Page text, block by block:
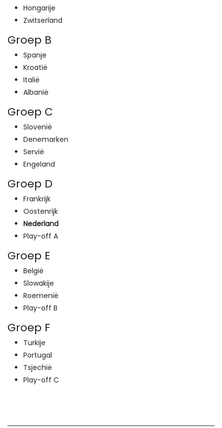
Hongarije
Zwitserland
Groep B
Spanje
Kroatië
Italië
Albanië
Groep C
Slovenië
Denemarken
Servië
Engeland
Groep D
Frankrijk
Oostenrijk
Nederland
Play-off A
Groep E
België
Slowakije
Roemenië
Play-off B
Groep F
Turkije
Portugal
Tsjechië
Play-off C